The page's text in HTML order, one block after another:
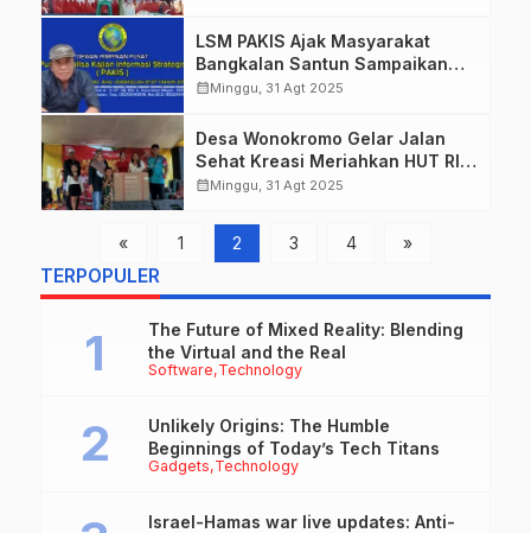
LSM PAKIS Ajak Masyarakat
Bangkalan Santun Sampaikan
Pendapat, Demo Boleh Tapi
calendar_monthMinggu, 31 Agt 2025
Desa Wonokromo Gelar Jalan
Sehat Kreasi Meriahkan HUT RI
ke-80
calendar_monthMinggu, 31 Agt 2025
« 1 2 3 4 »
TERPOPULER
Software Technology
The Future of Mixed Reality: Blending
the Virtual and the Real
Gadgets Technology
Unlikely Origins: The Humble
Beginnings of Today’s Tech Titans
Israel-Hamas war live updates: Anti-